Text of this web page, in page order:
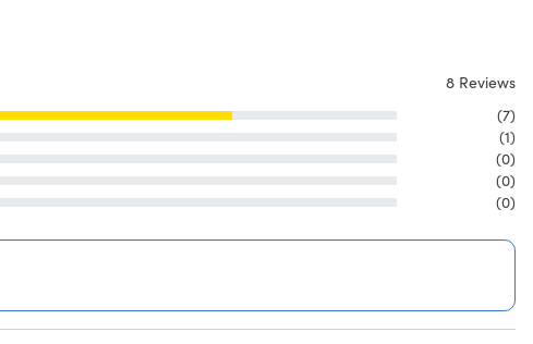
8 Reviews
(7)
(1)
(0)
(0)
(0)